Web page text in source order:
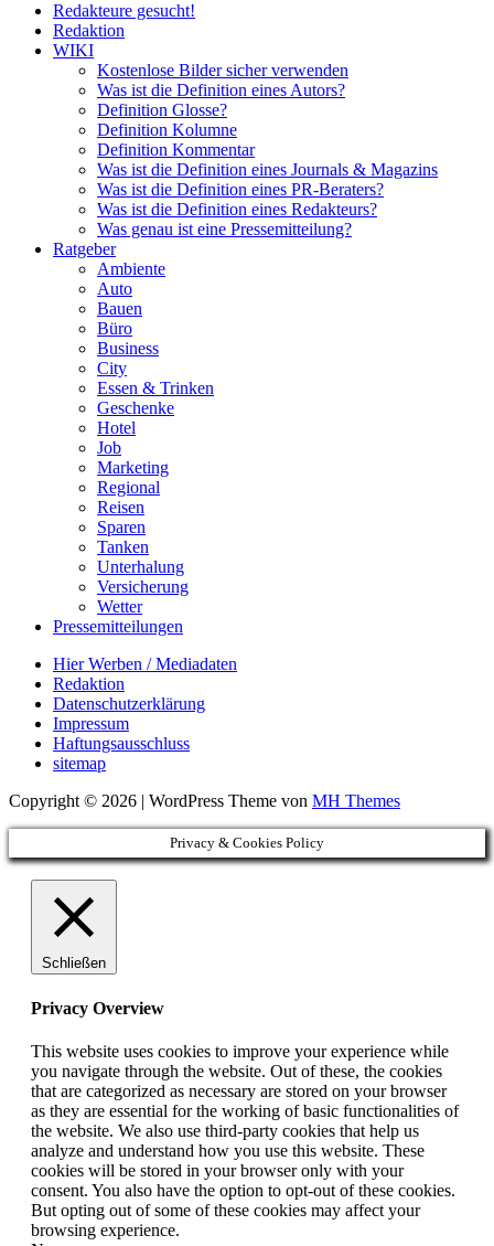
Redakteure gesucht!
Redaktion
WIKI
Kostenlose Bilder sicher verwenden
Was ist die Definition eines Autors?
Definition Glosse?
Definition Kolumne
Definition Kommentar
Was ist die Definition eines Journals & Magazins
Was ist die Definition eines PR-Beraters?
Was ist die Definition eines Redakteurs?
Was genau ist eine Pressemitteilung?
Ratgeber
Ambiente
Auto
Bauen
Büro
Business
City
Essen & Trinken
Geschenke
Hotel
Job
Marketing
Regional
Reisen
Sparen
Tanken
Unterhalung
Versicherung
Wetter
Pressemitteilungen
Hier Werben / Mediadaten
Redaktion
Datenschutzerklärung
Impressum
Haftungsausschluss
sitemap
Copyright © 2026 | WordPress Theme von MH Themes
Privacy & Cookies Policy
Schließen
Privacy Overview
This website uses cookies to improve your experience while
you navigate through the website. Out of these, the cookies
that are categorized as necessary are stored on your browser
as they are essential for the working of basic functionalities of
the website. We also use third-party cookies that help us
analyze and understand how you use this website. These
cookies will be stored in your browser only with your
consent. You also have the option to opt-out of these cookies.
But opting out of some of these cookies may affect your
browsing experience.